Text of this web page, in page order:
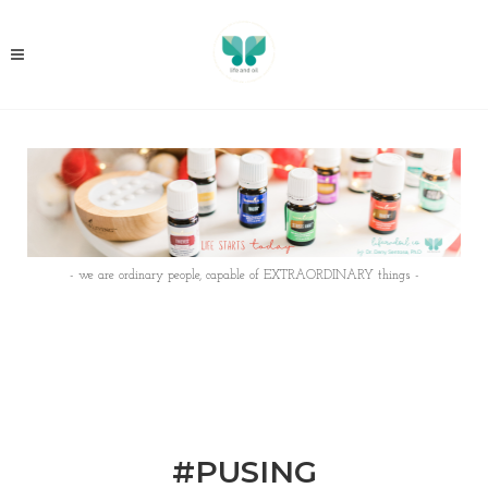
- we are ordinary people, capable of EXTRAORDINARY things -
#PUSING